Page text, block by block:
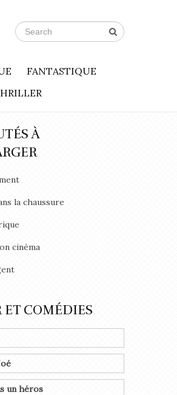
FANTASTIQUE
À
la chaussure
cinéma
ET COMÉDIES
un héros